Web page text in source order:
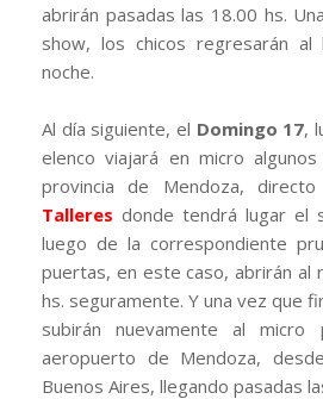
abrirán pasadas las 18.00 hs.
show, los chicos regresarán
noche.
Al día siguiente, el Domingo 17,
elenco viajará en micro
provincia de Mendoza,
Talleres donde tendrá lugar el
luego de la correspondiente
puertas, en este caso, abrirán al
hs. seguramente. Y una vez que
subirán nuevamente al
aeropuerto de Mendoza,
Buenos Aires, llegando pasadas